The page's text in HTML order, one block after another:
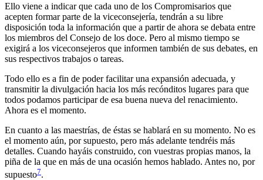
Ello viene a indicar que cada uno de los Compromisarios que
acepten formar parte de la viceconsejería, tendrán a su libre
disposición toda la información que a partir de ahora se debata entre
los miembros del Consejo de los doce. Pero al mismo tiempo se
exigirá a los viceconsejeros que informen también de sus debates, en
sus respectivos trabajos o tareas.
Todo ello es a fin de poder facilitar una expansión adecuada, y
transmitir la divulgación hacia los más recónditos lugares para que
todos podamos participar de esa buena nueva del renacimiento.
Ahora es el momento.
En cuanto a las maestrías, de éstas se hablará en su momento. No es
el momento aún, por supuesto, pero más adelante tendréis más
detalles. Cuando hayáis construido, con vuestras propias manos, la
piña de la que en más de una ocasión hemos hablado. Antes no, por
supuesto7.